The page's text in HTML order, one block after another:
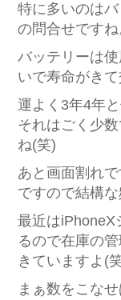
特に多いのは
の問合せです
バッテリーは
いで寿命がき
運よく3年4年
それはごく少
ね(笑)
あと画面割れ
ですので結構
最近はiPhoneX
るので在庫の
きていますよ(
まぁ数をこな